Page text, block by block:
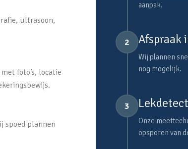
ultrasoon,
foto’s, locatie
spoed plannen
aanpak.
2 Afspraak
Wij plannen
nog mogelijk.
3
Onze
opsporen van